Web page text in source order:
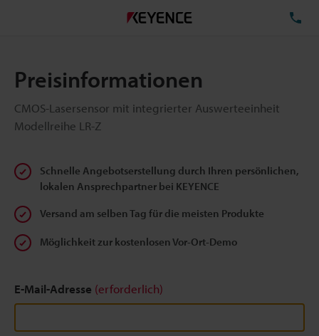
Preisinformationen
CMOS-Lasersensor mit integrierter Auswerteeinheit
Modellreihe LR-Z
Schnelle Angebotserstellung durch Ihren persönlichen,
lokalen Ansprechpartner bei KEYENCE
Versand am selben Tag für die meisten Produkte
Möglichkeit zur kostenlosen Vor-Ort-Demo
E-Mail-Adresse (erforderlich)